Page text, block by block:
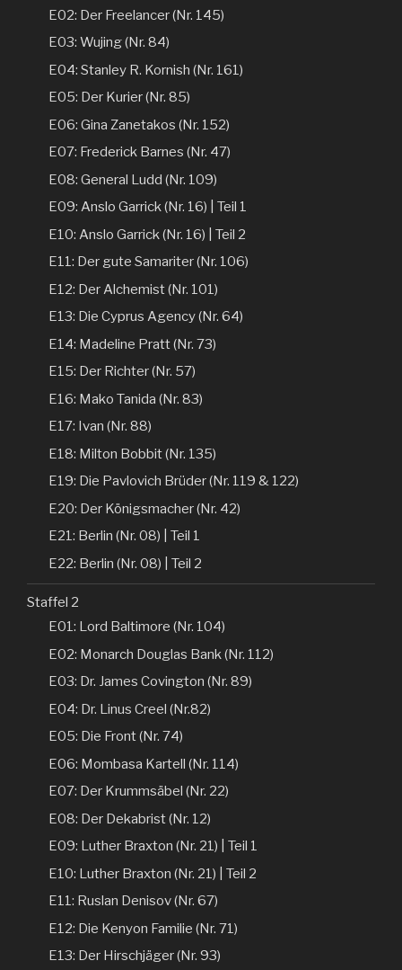
E02: Der Freelancer (Nr. 145)
E03: Wujing (Nr. 84)
E04: Stanley R. Kornish (Nr. 161)
E05: Der Kurier (Nr. 85)
E06: Gina Zanetakos (Nr. 152)
E07: Frederick Barnes (Nr. 47)
E08: General Ludd (Nr. 109)
E09: Anslo Garrick (Nr. 16) | Teil 1
E10: Anslo Garrick (Nr. 16) | Teil 2
E11: Der gute Samariter (Nr. 106)
E12: Der Alchemist (Nr. 101)
E13: Die Cyprus Agency (Nr. 64)
E14: Madeline Pratt (Nr. 73)
E15: Der Richter (Nr. 57)
E16: Mako Tanida (Nr. 83)
E17: Ivan (Nr. 88)
E18: Milton Bobbit (Nr. 135)
E19: Die Pavlovich Brüder (Nr. 119 & 122)
E20: Der Königsmacher (Nr. 42)
E21: Berlin (Nr. 08) | Teil 1
E22: Berlin (Nr. 08) | Teil 2
Staffel 2
E01: Lord Baltimore (Nr. 104)
E02: Monarch Douglas Bank (Nr. 112)
E03: Dr. James Covington (Nr. 89)
E04: Dr. Linus Creel (Nr.82)
E05: Die Front (Nr. 74)
E06: Mombasa Kartell (Nr. 114)
E07: Der Krummsäbel (Nr. 22)
E08: Der Dekabrist (Nr. 12)
E09: Luther Braxton (Nr. 21) | Teil 1
E10: Luther Braxton (Nr. 21) | Teil 2
E11: Ruslan Denisov (Nr. 67)
E12: Die Kenyon Familie (Nr. 71)
E13: Der Hirschjäger (Nr. 93)